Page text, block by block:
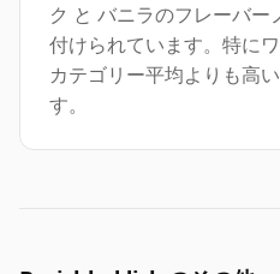
ク と バニラのフレーバ
付けられています。特に
カテゴリー平均よりも高
す。